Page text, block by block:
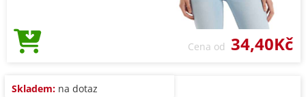
Cena od 34,40Kč
Skladem: na dotaz